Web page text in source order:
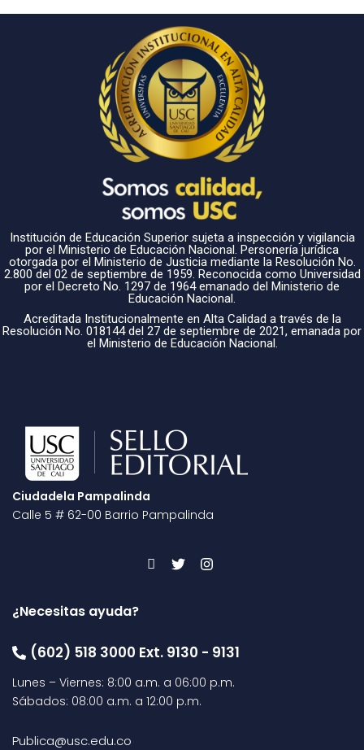
Institución de Educación Superior sujeta a inspección y vigilancia
por el Ministerio de Educación Nacional. Personería jurídica
otorgada por el Ministerio de Justicia mediante la Resolución No.
2.800 del 02 de septiembre de 1959. Reconocida como Universidad
por el Decreto No. 1297 de 1964 emanado del Ministerio de
Educación Nacional.
Acreditada Institucionalmente en Alta Calidad a través de la
Resolución No. 018144 del 27 de septiembre de 2021, emanada por
el Ministerio de Educación Nacional.
Ciudadela Pampalinda
Calle 5 # 62-00 Barrio Pampalinda
¿Necesitas ayuda?
(602) 518 3000 Ext. 9130 - 9131
Lunes – Viernes: 8:00 a.m. a 06:00 p.m.
Sábados: 08:00 a.m. a 12:00 p.m.
Publica@usc.edu.co